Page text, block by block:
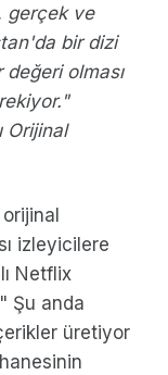
gerçek ve
bir dizi
olması
Orijinal
izleyicilere
Netflix
Şu anda
üretiyor